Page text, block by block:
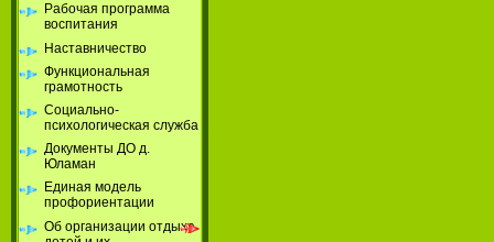
Рабочая программа
воспитания
Наставничество
Функциональная
грамотность
Социально-
психологическая служба
Документы ДО д.
Юламан
Единая модель
профориентации
Об организации отдыха